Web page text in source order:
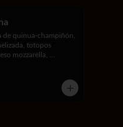
de quinua-champiñón,
totopos
mozzarella,